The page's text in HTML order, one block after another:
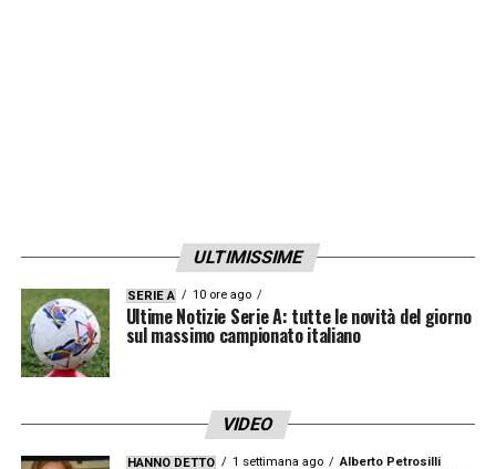
conclusione) dimostra che l’intraprendenza
pretesa da D’Aversa ha preso forma.
l’obiettivo è trasformarla in continuità.
ULTIMISSIME
SERIE A 10 ore ago
Ultime Notizie Serie A: tutte le novità del giorno
sul massimo campionato italiano
VIDEO
HANNO DETTO 1 settimana ago Alberto Petrosilli